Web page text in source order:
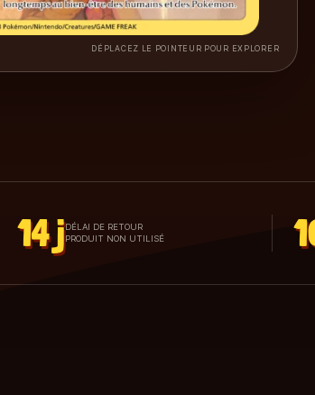
DÉPLACEZ LE POINTEUR POUR EXPLORER
14 jDÉLAI DE RETOUR
PRODUIT NON UTILISÉ